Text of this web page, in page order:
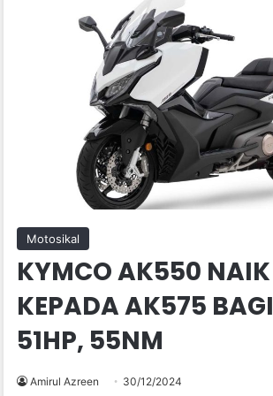
Motosikal
KYMCO AK550
KEPADA AK575
51HP, 55NM
Amirul Azreen 30/12/2024